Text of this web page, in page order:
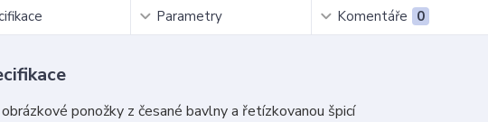
Parametry Komentáře 0
ponožky z česané bavlny a řetízkovanou špicí